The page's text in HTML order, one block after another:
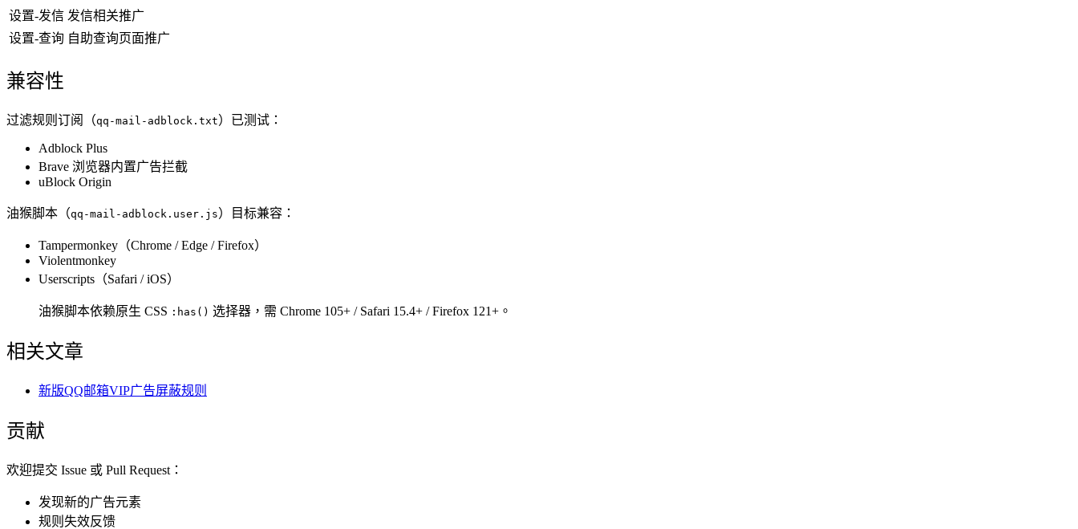
设置-发信 发信相关推广
设置-查询 自助查询页面推广
兼容性
过滤规则订阅（qq-mail-adblock.txt）已测试：
Adblock Plus
Brave 浏览器内置广告拦截
uBlock Origin
油猴脚本（qq-mail-adblock.user.js）目标兼容：
Tampermonkey（Chrome / Edge / Firefox）
Violentmonkey
Userscripts（Safari / iOS）
油猴脚本依赖原生 CSS :has() 选择器，需 Chrome 105+ / Safari 15.4+ / Firefox 121+。
相关文章
新版QQ邮箱VIP广告屏蔽规则
贡献
欢迎提交 Issue 或 Pull Request：
发现新的广告元素
规则失效反馈